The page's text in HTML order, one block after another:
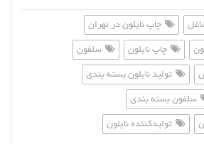
چاپ‌ نایلون در تهران
چاپ نایلون سلفون
تولید نایلون بسته بندی
سلفون بسته بندی
تولیدکننده نایلون